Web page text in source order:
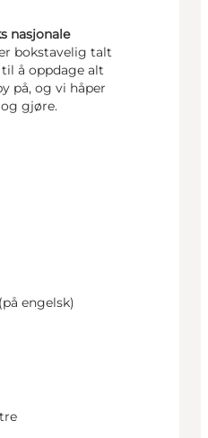
nasjonale
bokstavelig talt
å oppdage alt
på, og vi håper
gjøre.
engelsk)